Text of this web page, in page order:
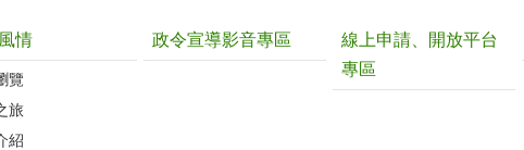
情
覽
旅
紹
政令宣導影音專區
線上申請、開放平台
專區